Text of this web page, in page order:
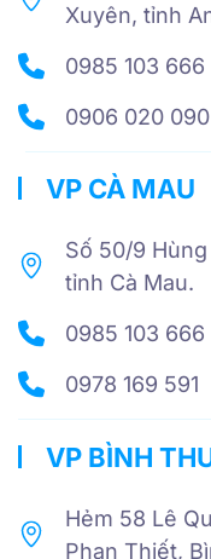
Xuyên, tỉnh
0985 103 666
0906 020 090
VP CÀ MAU
Số 50/9
tỉnh Cà Mau.
0985 103 666
0978 169 591
VP BÌNH
Hẻm 58 Lê
Phan Thiết,